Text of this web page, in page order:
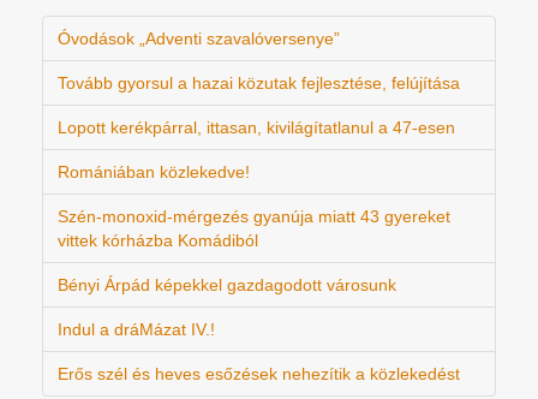
Óvodások „Adventi szavalóversenye”
Tovább gyorsul a hazai közutak fejlesztése, felújítása
Lopott kerékpárral, ittasan, kivilágítatlanul a 47-esen
Romániában közlekedve!
Szén-monoxid-mérgezés gyanúja miatt 43 gyereket
vittek kórházba Komádiból
Bényi Árpád képekkel gazdagodott városunk
Indul a dráMázat IV.!
Erős szél és heves esőzések nehezítik a közlekedést